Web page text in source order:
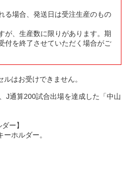
る場合、発送日は受注生産のもの
が、生産数に限りがあります。期
付を終了させていただく場合がご
はお受けできません。
J通算200試合出場を達成した「中山
ー】
ホルダー。